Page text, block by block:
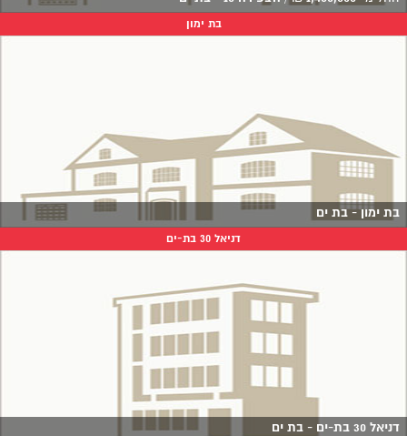
בת ימון
בת ימון - בת ים
דניאל 30 בת-ים
דניאל 30 בת-ים - בת ים